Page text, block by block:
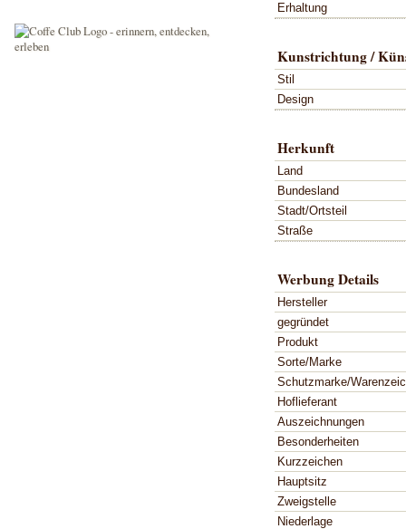
Erhaltung
Kunstrichtung /
Stil
Design
Herkunft
Land
Bundesland
Stadt/Ortsteil
Straße
Werbung Details
Hersteller
gegründet
Produkt
Sorte/Marke
Schutzmarke/
Hoflieferant
Auszeichnungen
Besonderheiten
Kurzzeichen
Hauptsitz
Zweigstelle
Niederlage